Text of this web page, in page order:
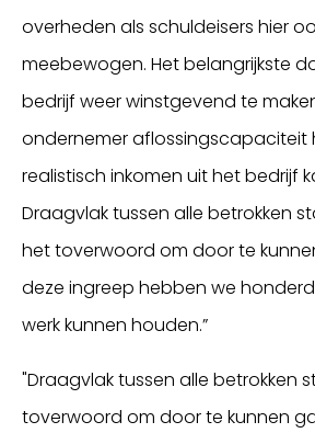
overheden als schuldeisers hier
meebewogen. Het belangrijkste
bedrijf weer winstgevend te
ondernemer aflossingscapaciteit
realistisch inkomen uit het bedrijf
Draagvlak tussen alle betrokken
het toverwoord om door te
deze ingreep hebben we
werk kunnen houden.”
"Draagvlak tussen alle betrokken
toverwoord om door te kunnen